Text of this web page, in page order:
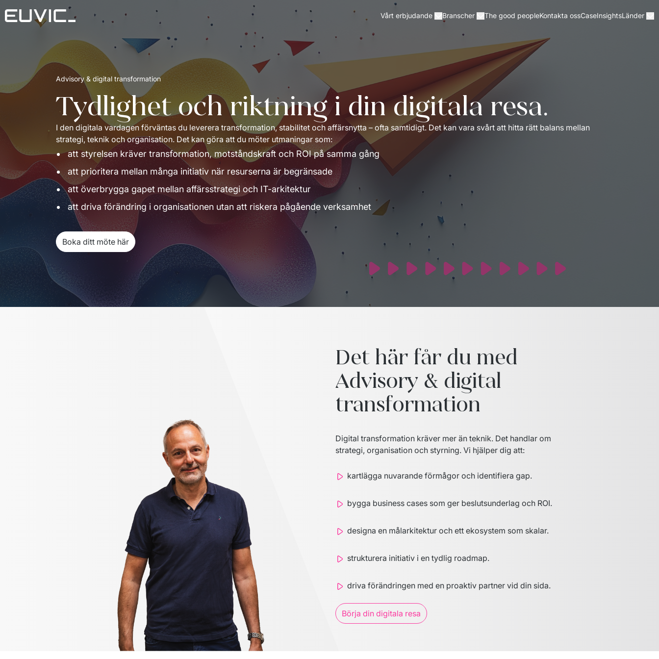
Vårt erbjudande Branscher The good peopleKontakta ossCaseInsightsLänder
Advisory & digital transformation
Tydlighet och riktning i din digitala resa.
I den digitala vardagen förväntas du leverera transformation, stabilitet och affärsnytta – ofta samtidigt. Det kan vara svårt att hitta rätt balans mellan
strategi, teknik och organisation. Det kan göra att du möter utmaningar som:
att styrelsen kräver transformation, motståndskraft och ROI på samma gång
att prioritera mellan många initiativ när resurserna är begränsade
att överbrygga gapet mellan affärsstrategi och IT-arkitektur
att driva förändring i organisationen utan att riskera pågående verksamhet
Boka ditt möte här
Det här får du med
Advisory & digital
transformation
Digital transformation kräver mer än teknik. Det handlar om
strategi, organisation och styrning. Vi hjälper dig att:
kartlägga nuvarande förmågor och identifiera gap.
bygga business cases som ger beslutsunderlag och ROI.
designa en målarkitektur och ett ekosystem som skalar.
strukturera initiativ i en tydlig roadmap.
driva förändringen med en proaktiv partner vid din sida.
Börja din digitala resa